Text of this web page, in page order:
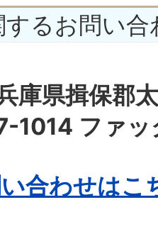
するお問い合
庫県揖保郡
1014 ファ
合わせはこ